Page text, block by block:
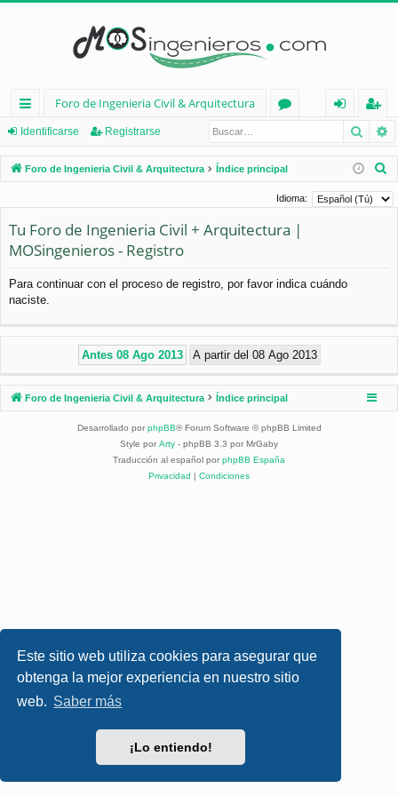
Este sitio web utiliza cookies para asegurar que
obtenga la mejor experiencia en nuestro sitio
web. Saber más
¡Lo entiendo!
nl
ac
es
pi
os
Foro de Ingenieria Civil & Arquitectura
os
nt
ifi
eg
ist
ra
Identificarse Registrarse
Foro de Ingenieria Civil & Arquitectura Índice principal
s
Idioma:
Tu Foro de Ingenieria Civil + Arquitectura |
MOSingenieros - Registro
Para continuar con el proceso de registro, por favor indica cuándo
naciste.
Foro de Ingenieria Civil & Arquitectura Índice principal
Desarrollado por phpBB® Forum Software © phpBB Limited
Style por Arty - phpBB 3.3 por MrGaby
Traducción al español por phpBB España
Privacidad | Condiciones